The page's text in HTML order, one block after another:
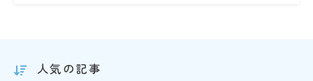
人気の記事